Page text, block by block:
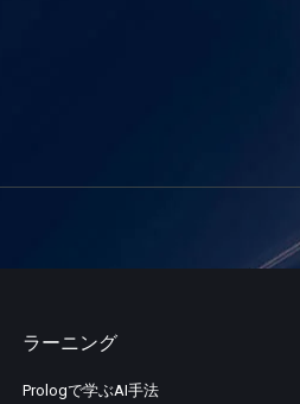
ラーニング
Prologで学ぶAI手法